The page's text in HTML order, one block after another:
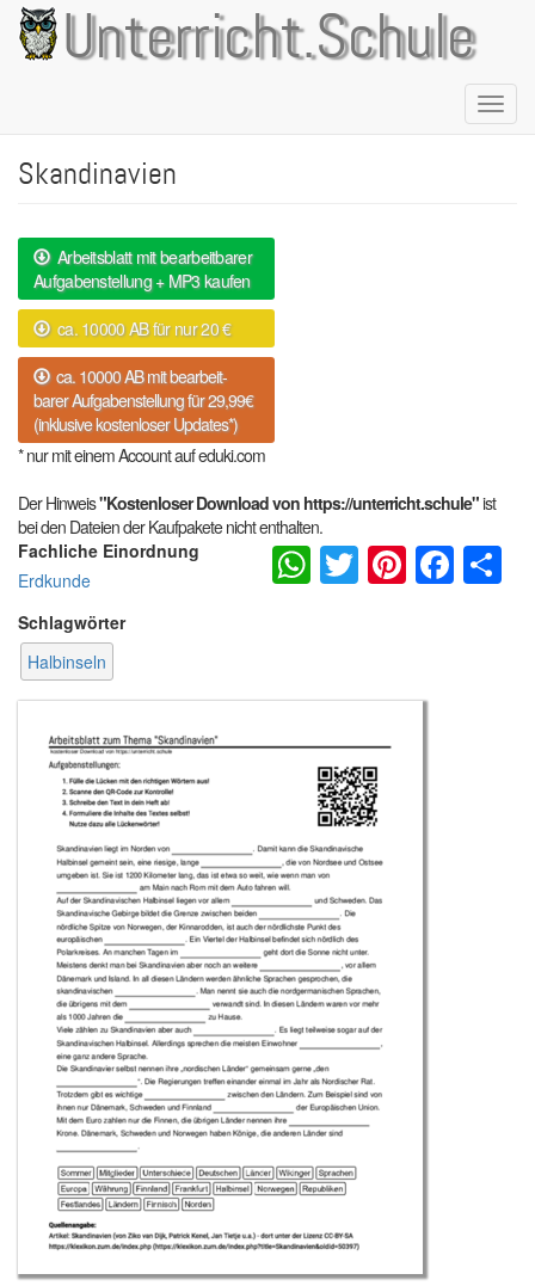
Direkt
zum
Inhalt
Unterricht.Schule
Skandinavien
Arbeitsblatt mit bearbeitbarer
Aufgabenstellung + MP3 kaufen
ca. 10000 AB für nur 20 €
ca. 10000 AB mit bearbeit-
barer Aufgabenstellung für 29,99€
(inklusive kostenloser Updates*)
* nur mit einem Account auf eduki.com
Der Hinweis"Kostenloser Download von https://unterricht.schule"ist
bei den Dateien der Kaufpakete nicht enthalten.
Fachliche Einordnung
Erdkunde
Schlagwörter
Halbinseln
WhatsApp
Twitter